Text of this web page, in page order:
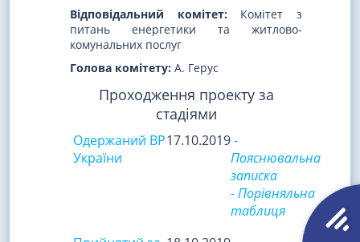
Відповідальний комітет:Комітет з
питань енергетики та житлово-
комунальних послуг
Голова комітету: А. Герус
Проходження проекту за
стадіями
Одержаний ВР
України
17.10.2019-
Пояснювальна
записка
- Порівняльна
таблиця